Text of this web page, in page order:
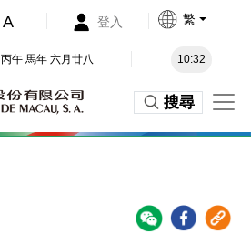
A 登入 繁
丙午 馬年 六月廿八 10:32
搜尋